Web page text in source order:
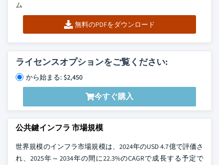
ム
無料のPDFをダウンロード
ライセンスオプションをご覧ください:
から始まる: $2,450
今すぐ購入
公共鍵インフラ 市場規模
世界規模のインフラ市場規模は、2024年のUSD 4.7億で評価さ
れ、2025年～2034年の間に22.3%のCAGRで成長する予定で